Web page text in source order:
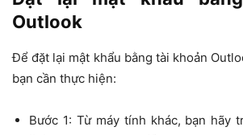
Outlook
Để đặt lại mật khẩu bằng tài khoản
bạn cần thực hiện:
Bước 1: Từ máy tính khác, bạn hãy